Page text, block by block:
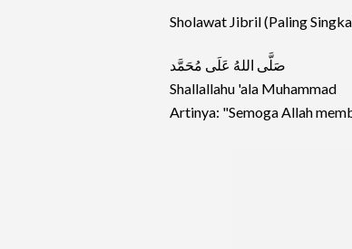
Sholawat Jibril (Paling
صَلَّى اللهُ عَلَى مُحَمَّد
Shallallahu 'ala Muhammad
Artinya: "Semoga Allah